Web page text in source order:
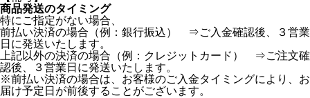
商品発送のタイミング
特にご指定がない場合、
前払い決済の場合（例：銀行振込） ⇒ご入金確認後、３営業
日に発送いたします。
上記以外の決済の場合（例：クレジットカード） ⇒ご注文確
認後、３営業日に発送いたします。
※前払い決済の場合は、お客様のご入金タイミングにより、お
届け予定日が前後することがございます。